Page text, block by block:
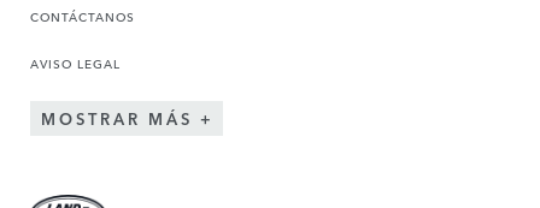
CONTÁCTANOS
AVISO LEGAL
MOSTRAR MÁS